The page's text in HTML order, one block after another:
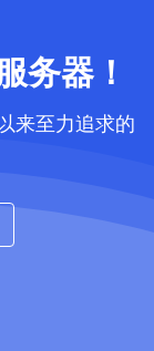
务器！
来至力追求的